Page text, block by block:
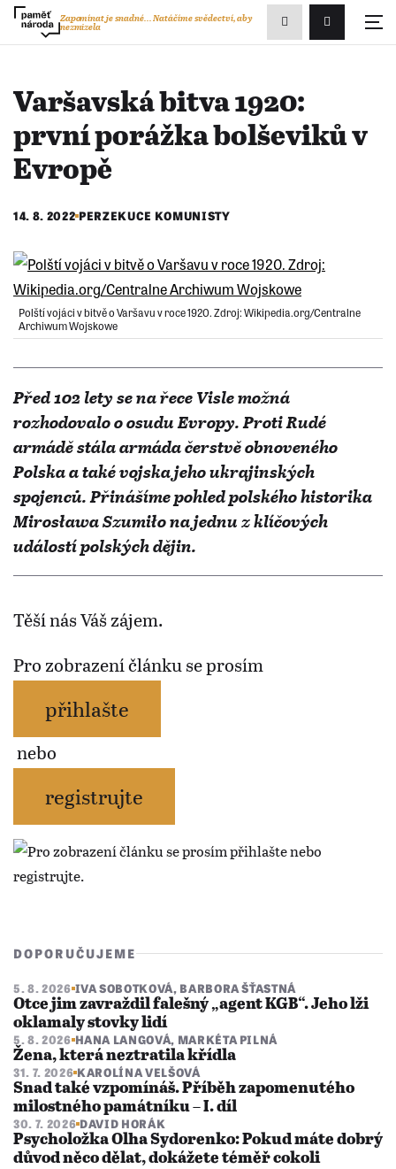
Přihlášení/
Zapomínat je snadné...Natáčíme svědectví, aby
nezmizela
Zobrazit
vyhledávání
Varšavská bitva 1920:
první porážka bolševiků v
Evropě
14. 8. 2022 PERZEKUCE KOMUNISTY
Polští vojáci v bitvě o Varšavu v roce 1920. Zdroj: Wikipedia.org/Centralne
Archiwum Wojskowe
Před 102 lety se na řece Visle možná
rozhodovalo o osudu Evropy. Proti Rudé
armádě stála armáda čerstvě obnoveného
Polska a také vojska jeho ukrajinských
spojenců. Přinášíme pohled polského historika
Mirosława Szumiło na jednu z klíčových
událostí polských dějin.
Těší nás Váš zájem.
Pro zobrazení článku se prosím
přihlašte
nebo
registrujte
DOPORUČUJEME
5. 8. 2026 IVA SOBOTKOVÁ, BARBORA ŠŤASTNÁ
Otce jim zavraždil falešný „agent KGB“. Jeho lži
oklamaly stovky lidí
5. 8. 2026 HANA LANGOVÁ, MARKÉTA PILNÁ
Žena, která neztratila křídla
31. 7. 2026 KAROLÍNA VELŠOVÁ
Snad také vzpomínáš. Příběh zapomenutého
milostného památníku – I. díl
30. 7. 2026 DAVID HORÁK
Psycholožka Olha Sydorenko: Pokud máte dobrý
důvod něco dělat, dokážete téměř cokoli